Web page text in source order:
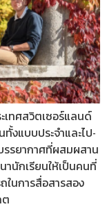
เทศสวิตเซอร์แลนด์
งแบบประจำและไป-
รยากาศที่ผสมผสาน
นักเรียนให้เป็นคนที่
นการสื่อสารสอง
ต